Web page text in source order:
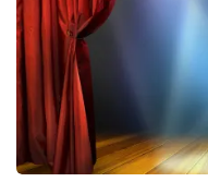
BESTEL NU